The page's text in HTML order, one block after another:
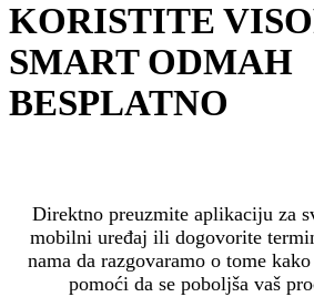
KORISTITE
SMART ODMAH
BESPLATNO
Direktno preuzmite aplikaciju za
mobilni uređaj ili dogovorite
nama da razgovaramo o tome
pomoći da se poboljša vaš